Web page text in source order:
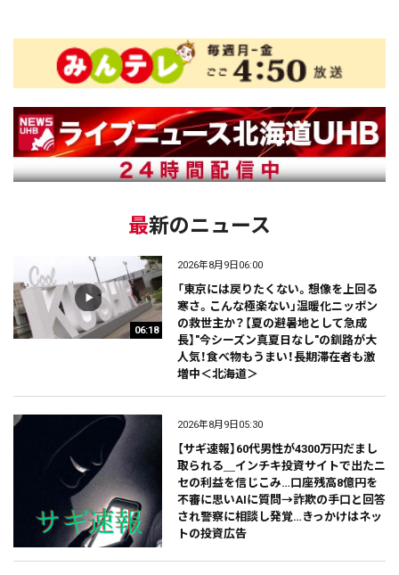
最新のニュース
06:18
2026年8月9日06:00
「東京には戻りたくない。想像を上回る
寒さ。こんな極楽ない」温暖化ニッポン
の救世主か？【夏の避暑地として急成
長】"今シーズン真夏日なし"の釧路が大
人気！食べ物もうまい！長期滞在者も激
増中＜北海道＞
2026年8月9日05:30
【サギ速報】60代男性が4300万円だまし
取られる＿インチキ投資サイトで出たニ
セの利益を信じこみ…口座残高8億円を
不審に思いAIに質問→詐欺の手口と回答
され警察に相談し発覚…きっかけはネッ
トの投資広告